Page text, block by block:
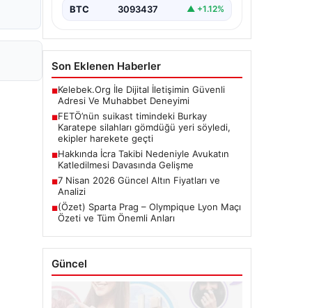
Çalışmaları", "content": "Türkiye'nin…
BTC 3093437 ▲ +1.12%
Son Eklenen Haberler
■Kelebek.Org İle Dijital İletişimin Güvenli
Adresi Ve Muhabbet Deneyimi
■FETÖ’nün suikast timindeki Burkay
Karatepe silahları gömdüğü yeri söyledi,
ekipler harekete geçti
■Hakkında İcra Takibi Nedeniyle Avukatın
Katledilmesi Davasında Gelişme
■7 Nisan 2026 Güncel Altın Fiyatları ve
Analizi
■(Özet) Sparta Prag – Olympique Lyon Maçı
Özeti ve Tüm Önemli Anları
Güncel